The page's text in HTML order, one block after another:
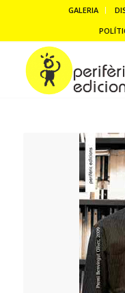
GALERIA